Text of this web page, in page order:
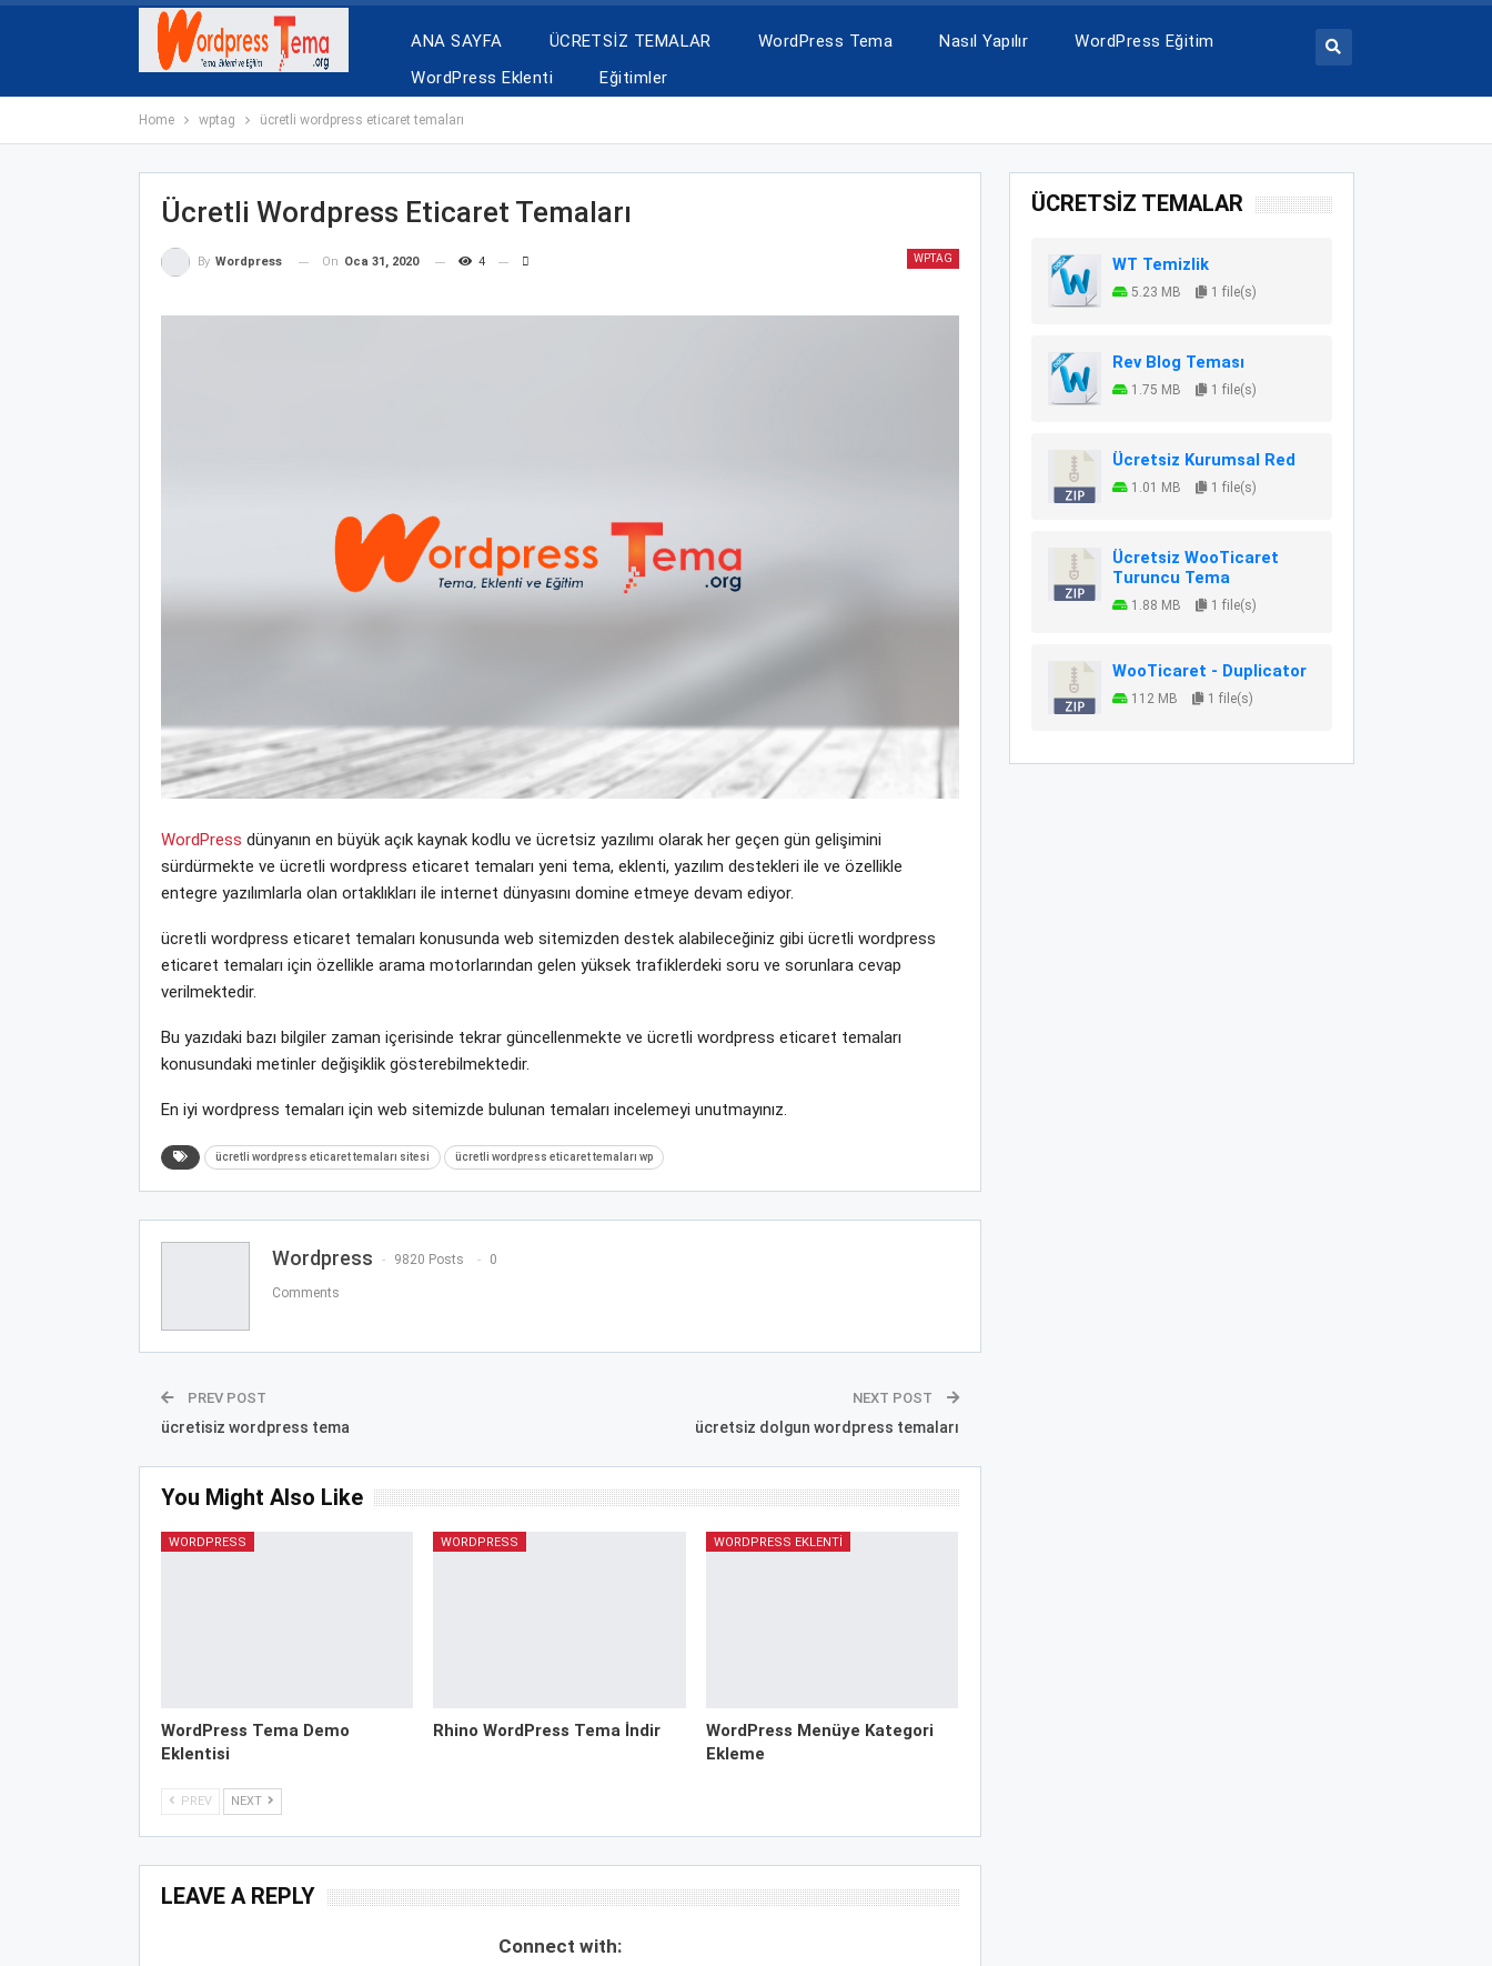
ANA SAYFA ÜCRETSİZ TEMALAR WordPress Tema Nasıl Yapılır
WordPress Eğitim
WordPress Eklenti
Eğitimler
Home wptag ücretli wordpress eticaret temaları
Ücretli Wordpress Eticaret Temaları
WPTAG
By Wordpress On Oca 31, 2020 4
WordPress dünyanın en büyük açık kaynak kodlu ve ücretsiz yazılımı olarak her geçen gün gelişimini
sürdürmekte ve ücretli wordpress eticaret temaları yeni tema, eklenti, yazılım destekleri ile ve özellikle
entegre yazılımlarla olan ortaklıkları ile internet dünyasını domine etmeye devam ediyor.
ücretli wordpress eticaret temaları konusunda web sitemizden destek alabileceğiniz gibi ücretli wordpress
eticaret temaları için özellikle arama motorlarından gelen yüksek trafiklerdeki soru ve sorunlara cevap
verilmektedir.
Bu yazıdaki bazı bilgiler zaman içerisinde tekrar güncellenmekte ve ücretli wordpress eticaret temaları
konusundaki metinler değişiklik gösterebilmektedir.
En iyi wordpress temaları için web sitemizde bulunan temaları incelemeyi unutmayınız.
ücretli wordpress eticaret temaları sitesi ücretli wordpress eticaret temaları wp
Wordpress 9820 Posts 0
Comments
PREV POST
ücretisiz wordpress tema
NEXT POST
ücretsiz dolgun wordpress temaları
You Might Also Like
WORDPRESS
WordPress Tema Demo
Eklentisi
WORDPRESS
Rhino WordPress Tema İndir
WORDPRESS EKLENTI
WordPress Menüye Kategori
Ekleme
PREV NEXT
LEAVE A REPLY
Connect with:
ÜCRETSİZ TEMALAR
WT Temizlik
5.23 MB 1 file(s)
Rev Blog Teması
1.75 MB 1 file(s)
Ücretsiz Kurumsal Red
1.01 MB 1 file(s)
Ücretsiz WooTicaret
Turuncu Tema
1.88 MB 1 file(s)
WooTicaret - Duplicator
112 MB 1 file(s)